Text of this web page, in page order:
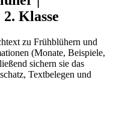
Klasse
zu Frühblühern und
(Monate, Beispiele,
sichern sie das
Textbelegen und